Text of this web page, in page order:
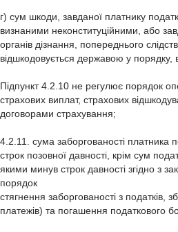
г) сум шкоди, завданої платнику
визнаними неконституційними, або
органів дізнання, попереднього
відшкодовується державою у порядку,
Підпункт 4.2.10 не регулює порядок
страхових виплат, страхових
договорами страхування;
4.2.11. сума заборгованості платника
строк позовної давності, крім сум
якими минув строк давності згідно з
порядок
стягнення заборгованості з податків,
платежів) та погашення податкового